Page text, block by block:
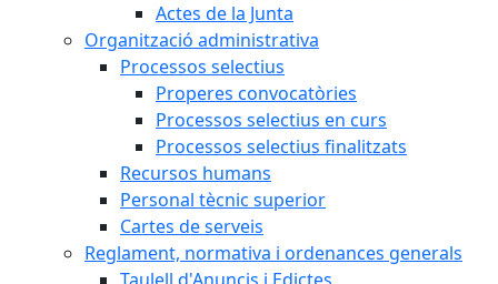
Actes de la Junta
Organització administrativa
Processos selectius
Properes convocatòries
Processos selectius en curs
Processos selectius finalitzats
Recursos humans
Personal tècnic superior
Cartes de serveis
Reglament, normativa i ordenances generals